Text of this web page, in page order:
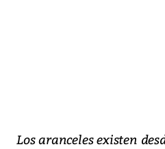
Los aranceles existen